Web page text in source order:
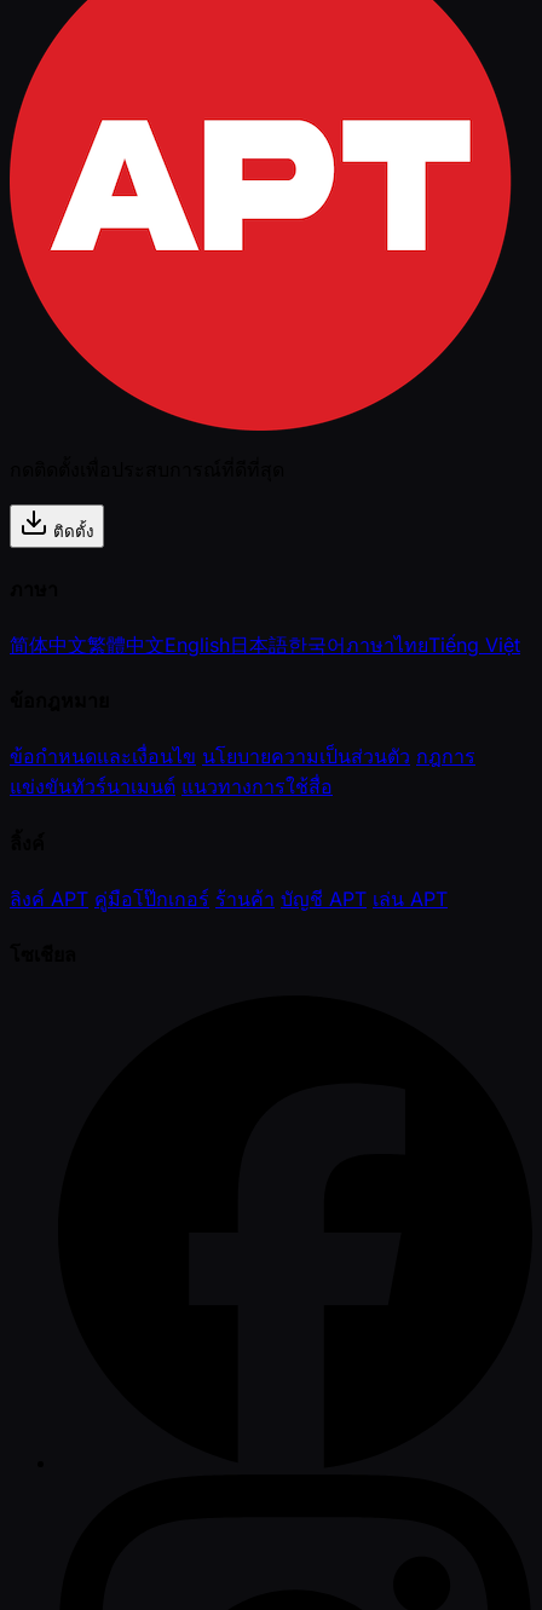
ติดตั้ง
简体中文繁體中文English日本語한국어ภาษาไทยTiếng Việt
ข้อกำหนดและเงื่อนไข นโยบายความเป็นส่วนตัว กฎการ
แข่งขันทัวร์นาเมนต์ แนวทางการใช้สื่อ
ลิงค์ APT คู่มือโป๊กเกอร์ ร้านค้า บัญชี APT เล่น APT